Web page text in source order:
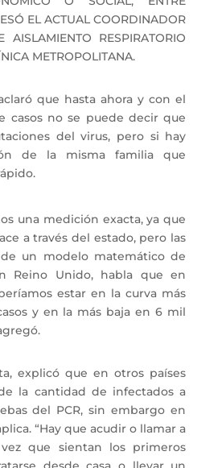
EL ACTUAL COORDINADOR
RESPIRATORIO
METROPOLITANA.
que hasta ahora y con el
casos no se puede decir que
del virus, pero si hay
de la misma familia que
una medición exacta, ya que
a través del estado, pero las
un modelo matemático de
Reino Unido, habla que en
estar en la curva más
y en la más baja en 6 mil
explicó que en otros países
la cantidad de infectados a
del PCR, sin embargo en
“Hay que acudir o llamar a
que sientan los primeros